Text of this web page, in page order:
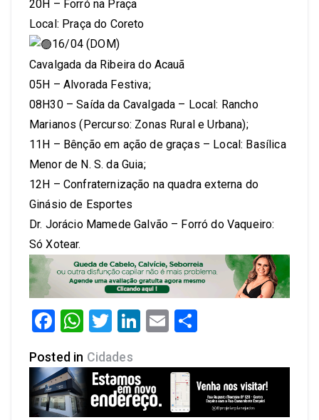
20H – Forró na Praça
Local: Praça do Coreto
16/04 (DOM)
Cavalgada da Ribeira do Acauã
05H – Alvorada Festiva;
08H30 – Saída da Cavalgada – Local: Rancho
Marianos (Percurso: Zonas Rural e Urbana);
11H – Bênção em ação de graças – Local: Basílica
Menor de N. S. da Guia;
12H – Confraternização na quadra externa do
Ginásio de Esportes
Dr. Jorácio Mamede Galvão – Forró do Vaqueiro:
Só Xotear.
Facebook
WhatsApp
Twitter
LinkedIn
Email
Posted in Cidades